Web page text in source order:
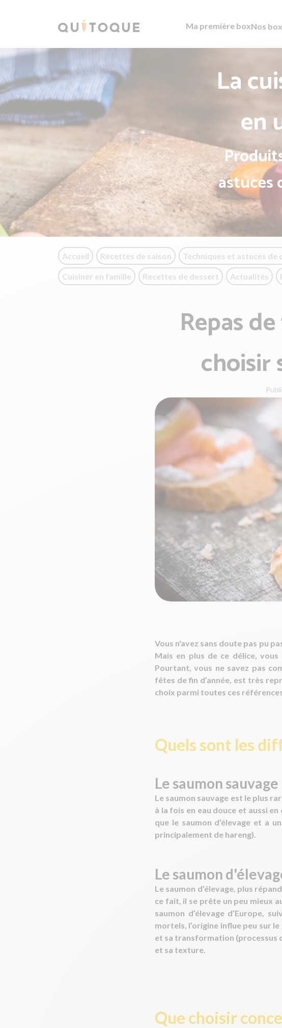
Ma première boxNos box
La
en
astuces
Accueil Recettes de saison Techniques et astuces de
Cuisiner en famille Recettes de dessert Actualités
Repas
choisir
Vous n'avez sans doute pas pu
Mais en plus de ce délice,
Pourtant, vous ne savez pas
fêtes de fin d’année, est très
choix parmi toutes ces
Quels sont les
Le saumon sauvage
Le saumon sauvage est le plus
à la fois en eau douce et aussi
que le saumon d’élevage et a
principalement de hareng).
Le saumon
Le saumon d’élevage, plus
ce fait, il se prête un peu mieux
saumon d’élevage d’Europe,
mortels, l’origine influe peu sur
et sa transformation (processus
et sa texture.
Que choisir